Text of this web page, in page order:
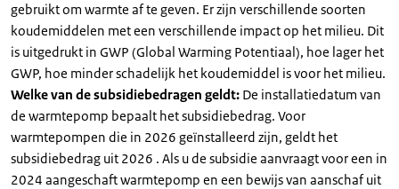
gebruikt om warmte af te geven. Er zijn verschillende soorten
koudemiddelen met een verschillende impact op het milieu. Dit
is uitgedrukt in GWP (Global Warming Potentiaal), hoe lager het
GWP, hoe minder schadelijk het koudemiddel is voor het milieu.
Welke van de subsidiebedragen geldt: De installatiedatum van
de warmtepomp bepaalt het subsidiebedrag. Voor
warmtepompen die in 2026 geïnstalleerd zijn, geldt het
subsidiebedrag uit 2026 . Als u de subsidie aanvraagt voor een in
2024 aangeschaft warmtepomp en een bewijs van aanschaf uit